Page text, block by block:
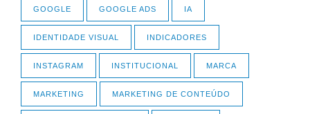
GOOGLE GOOGLE ADS IA
IDENTIDADE VISUAL INDICADORES
INSTAGRAM INSTITUCIONAL MARCA
MARKETING MARKETING DE CONTEÚDO